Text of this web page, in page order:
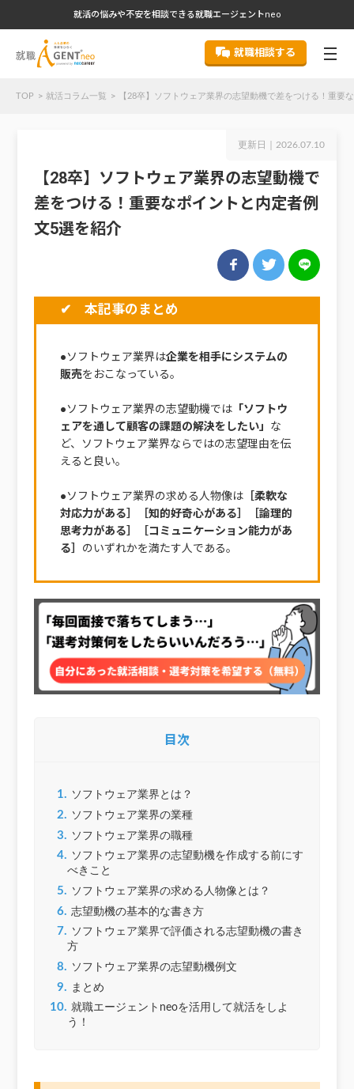
就活の悩みや不安を相談できる就職エージェントneo
就職相談する
TOP 就活コラム一覧 【28卒】ソフトウェア業界の志望動機で差をつける！重要
更新日｜ 2026.07.10
【28卒】ソフトウェア業界の志望動機で
差をつける！重要なポイントと内定者例
文5選を紹介
✔ 本記事のまとめ
●ソフトウェア業界は企業を相手にシステムの
販売をおこなっている。
●ソフトウェア業界の志望動機では「ソフトウ
ェアを通して顧客の課題の解決をしたい」 な
ど、ソフトウェア業界ならではの志望理由を伝
えると良い。
●ソフトウェア業界の求める人物像は［柔軟な
対応力がある］［知的好奇心がある］［論理的
思考力がある］［コミュニケーション能力があ
る］ のいずれかを満たす人である。
目次
1. ソフトウェア業界とは？
2. ソフトウェア業界の業種
3. ソフトウェア業界の職種
4. ソフトウェア業界の志望動機を作成する前にす
べきこと
5. ソフトウェア業界の求める人物像とは？
6. 志望動機の基本的な書き方
7. ソフトウェア業界で評価される志望動機の書き
方
8. ソフトウェア業界の志望動機例文
9. まとめ
10. 就職エージェントneoを活用して就活をしよ
う！